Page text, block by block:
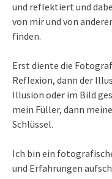
und reflektiert und
von mir und von
finden.
Erst diente die
Reflexion, dann der
Illusion oder im Bild
mein Füller, dann
Schlüssel.
Ich bin ein
und Erfahrungen